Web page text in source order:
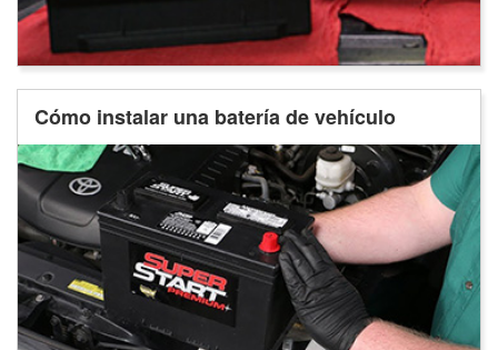
Cómo instalar una batería de vehículo